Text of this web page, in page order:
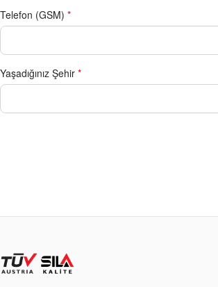
Telefon (GSM) *
Yaşadığınız Şehir *